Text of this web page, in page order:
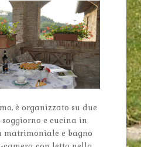
è organizzato su due
e cucina in
matrimoniale e bagno